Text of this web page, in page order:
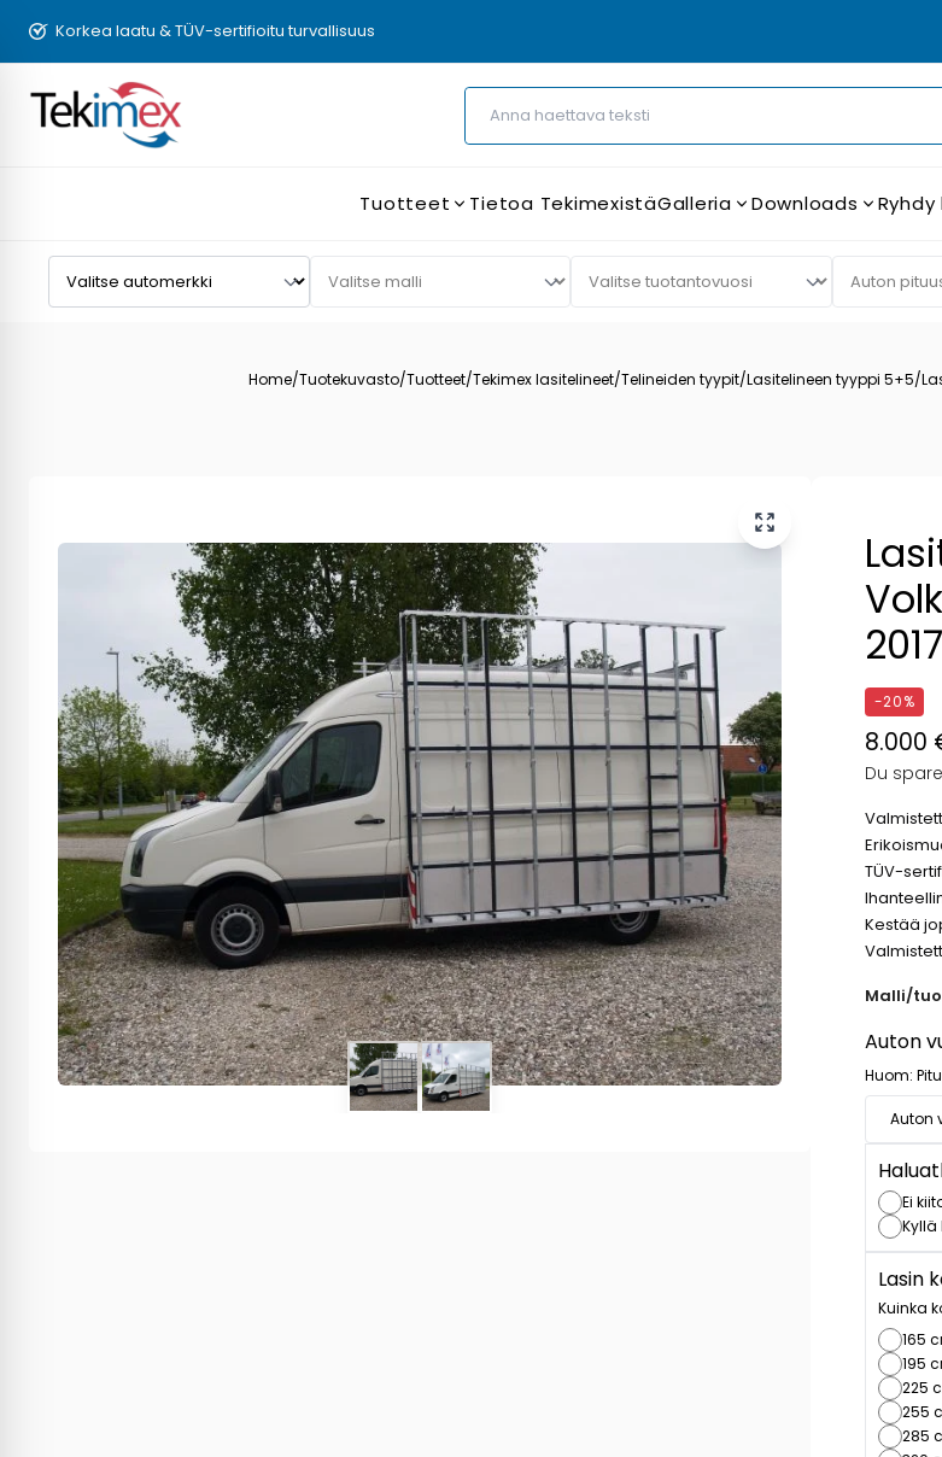
Korkea laatu & TÜV-sertifioitu turvallisuus
Tuotteet Tietoa TekimexistäGalleria Downloads
Home/Tuotekuvasto/Tuotteet/Tekimex lasitelineet/Telineiden tyypit/Lasitelineen tyyppi 5+5/
-20%
8.000
Du
TÜV-
Kestää
Malli/
Auton
Huom:
Ei
Kyllä
Lasin
Kuinka
165
195
225
255
285